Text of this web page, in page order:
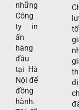
những
Công
ty in
ấn
hàng
đầu
tại Hà
Nội để
đồng
hành.